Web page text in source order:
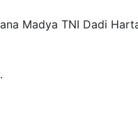
Madya TNI Dadi